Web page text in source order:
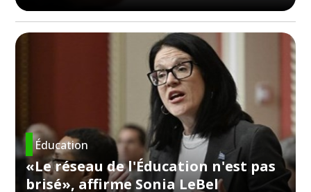
Éducation
«Le réseau de l'Éducation n'est pas
brisé», affirme Sonia LeBel